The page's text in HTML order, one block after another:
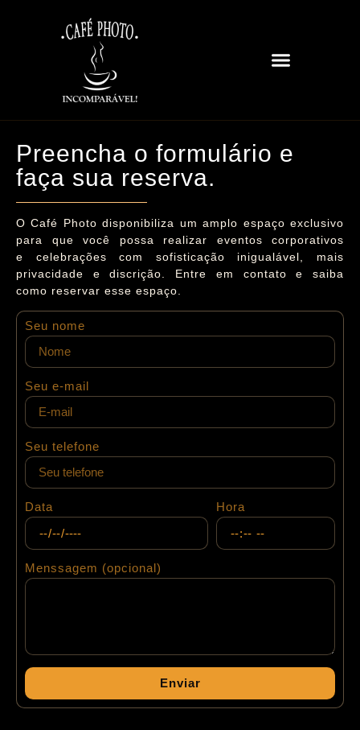
Preencha o formulário e
faça sua reserva.
O Café Photo disponibiliza um amplo espaço exclusivo
para que você possa realizar eventos corporativos
e celebrações com sofisticação inigualável, mais
privacidade e discrição. Entre em contato e saiba
como reservar esse espaço.
Seu nome
Seu e-mail
Seu telefone
Data Hora
Menssagem (opcional)
Enviar